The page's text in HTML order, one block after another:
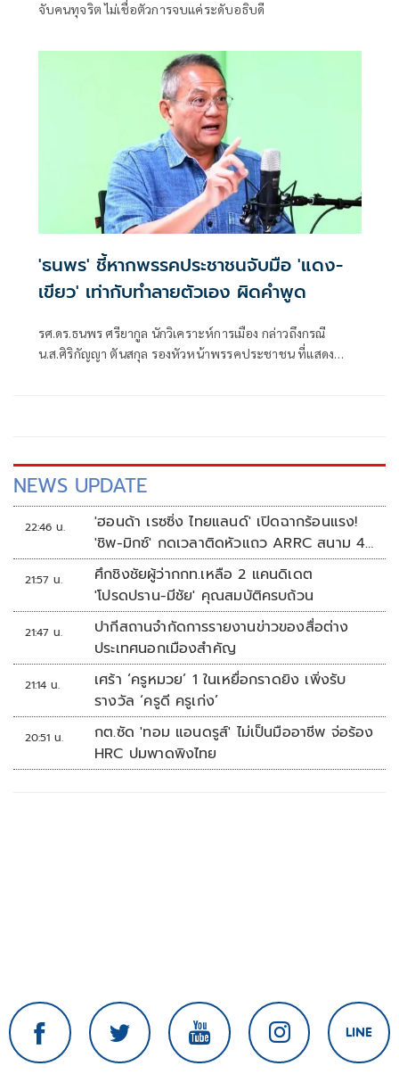
จับคนทุจริต ไม่เชื่อตัวการจบแค่ระดับอธิบดี
'ธนพร' ชี้หากพรรคประชาชนจับมือ 'แดง-
เขียว' เท่ากับทำลายตัวเอง ผิดคำพูด
รศ.ดร.ธนพร ศรียากูล นักวิเคราะห์การเมือง กล่าวถึงกรณี
น.ส.ศิริกัญญา ตันสกุล รองหัวหน้าพรรคประชาชน ที่แสดง
NEWS UPDATE
22:46 น.
'ฮอนด้า เรซซิ่ง ไทยแลนด์' เปิดฉากร้อนแรง!
'ชิพ-มิกซ์' กดเวลาติดหัวแถว ARRC สนาม 4
ที่มัลดาลิกา
21:57 น.
ศึกชิงชัยผู้ว่ากกท.เหลือ 2 แคนดิเดต
'โปรดปราน-มีชัย' คุณสมบัติครบถ้วน
21:47 น.
ปากีสถานจำกัดการรายงานข่าวของสื่อต่าง
ประเทศนอกเมืองสำคัญ
21:14 น.
เศร้า ‘ครูหมวย’ 1 ในเหยื่อกราดยิง เพิ่งรับ
รางวัล ‘ครูดี ครูเก่ง’
20:51 น.
กต.ซัด 'ทอม แอนดรูส์' ไม่เป็นมืออาชีพ จ่อร้อง
HRC ปมพาดพิงไทย